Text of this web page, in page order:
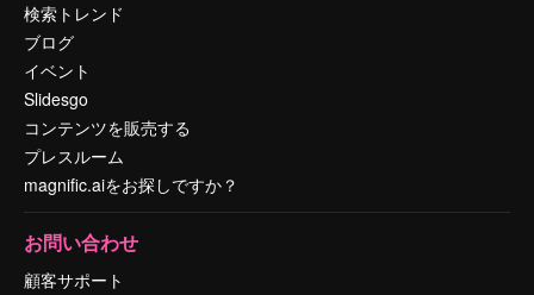
検索トレンド
ブログ
イベント
Slidesgo
コンテンツを販売する
プレスルーム
magnific.aiをお探しですか？
お問い合わせ
顧客サポート